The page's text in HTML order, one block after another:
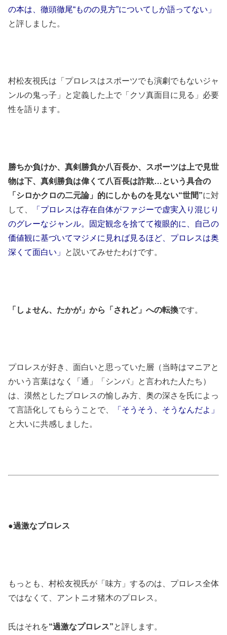
の本は、徹頭徹尾“ものの見方”についてしか語ってない」
と評しました。
村松友視氏は「プロレスはスポーツでも演劇でもないジャ
ンルの鬼っ子」と定義した上で「クソ真面目に見る」必要
性を語ります。
勝ちか負けか、真剣勝負か八百長か、スポーツは上で見世
物は下、真剣勝負は偉くて八百長は詐欺…という具合の
「シロかクロの二元論」的にしかものを見ない“世間”に対
して、
「プロレスは存在自体がファジーで虚実入り混じり
のグレーなジャンル。固定観念を捨てて複眼的に、自己の
価値観に基づいてマジメに見れば見るほど、プロレスは奥
深くて面白い」
と説いてみせたわけです。
「しょせん、たかが」から「されど」への転換です。
プロレスが好き、面白いと思っていた層（当時はマニアと
かいう言葉はなく「通」「シンパ」と言われた人たち）
は、漠然としたプロレスの愉しみ方、奥の深さを氏によっ
て言語化してもらうことで、
「そうそう、そうなんだよ」
と大いに共感しました。
●過激なプロレス
もっとも、村松友視氏が「味方」するのは、プロレス全体
ではなくて、アントニオ猪木のプロレス。
氏はそれを“過激なプロレス”と評します。